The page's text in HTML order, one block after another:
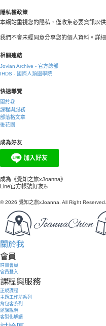
隱私權政策
本網站重視您的隱私，僅收集必要資訊以
我們不會未經同意分享您的個人資料。詳
相關連結
Jovian Archive - 官方總部
IHDS - 國際人類圖學院
快速導覽
關於我
課程與服務
部落格文章
後花園
成為好友
成為《覺知之旅xJoanna》
Line官方帳號好友🫰
© 2026 覺知之旅xJoanna. All Right Reserved.
關於我
會員
註冊會員
會員登入
課程與服務
正規課程
主題工作坊系列
背包客系列
邀課說明
客製化解讀